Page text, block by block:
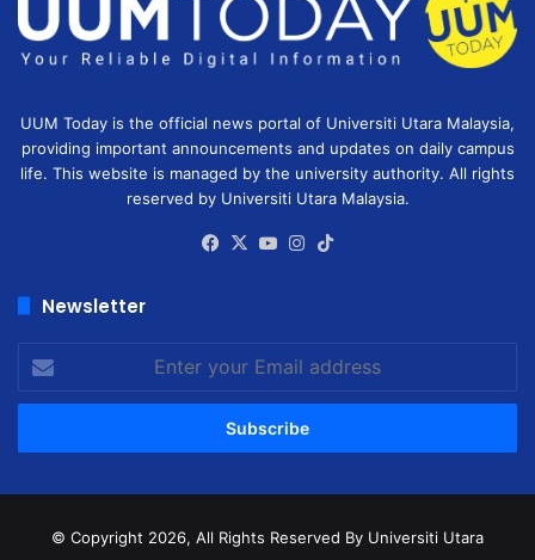
UUM Today is the official news portal of Universiti Utara Malaysia,
providing important announcements and updates on daily campus
life. This website is managed by the university authority. All rights
reserved by Universiti Utara Malaysia.
Facebook
X YouTubeInstagram
Newsletter
your
Email
© Copyright 2026, All Rights Reserved By Universiti Utara